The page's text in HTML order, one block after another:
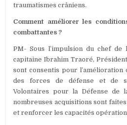
traumatismes crâniens.
Comment améliorer les
combattantes ?
PM- Sous l’impulsion du chef de
capitaine Ibrahim Traoré,
sont consentis pour
des forces de défense et de
Volontaires pour la Défense de
nombreuses acquisitions sont
et renforcer les capacités